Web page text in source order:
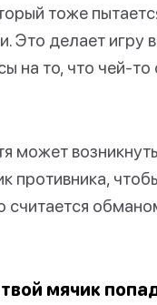
тоже
Это делает игру
на то, что чей-то
может
противника,
считается
мячик